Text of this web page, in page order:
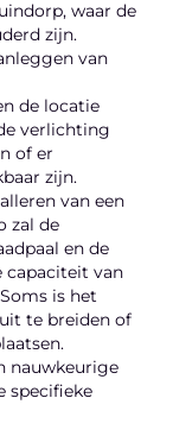
waar de
zijn.
van
de locatie
verlichting
of er
zijn.
van een
zal de
en de
capaciteit van
is het
te breiden of
nauwkeurige
specifieke